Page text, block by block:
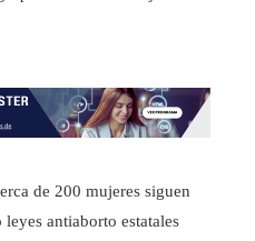
de 200 mujeres siguen
antiaborto estatales